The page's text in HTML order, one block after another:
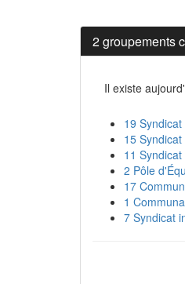
2 groupements
Il existe
19
15
11
2 Pôle
17
1
7 Syndicat